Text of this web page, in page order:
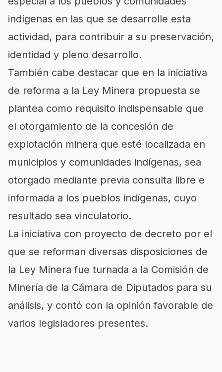
indígenas en las que se desarrolle esta
actividad, para contribuir a su preservación,
identidad y pleno desarrollo.
También cabe destacar que en la iniciativa
de reforma a la Ley Minera propuesta se
plantea como requisito indispensable que
el otorgamiento de la concesión de
explotación minera que esté localizada en
municipios y comunidades indígenas, sea
otorgado mediante previa consulta libre e
informada a los pueblos indígenas, cuyo
resultado sea vinculatorio.
La iniciativa con proyecto de decreto por el
que se reforman diversas disposiciones de
la Ley Minera fue turnada a la Comisión de
Minería de la Cámara de Diputados para su
análisis, y contó con la opinión favorable de
varios legisladores presentes.